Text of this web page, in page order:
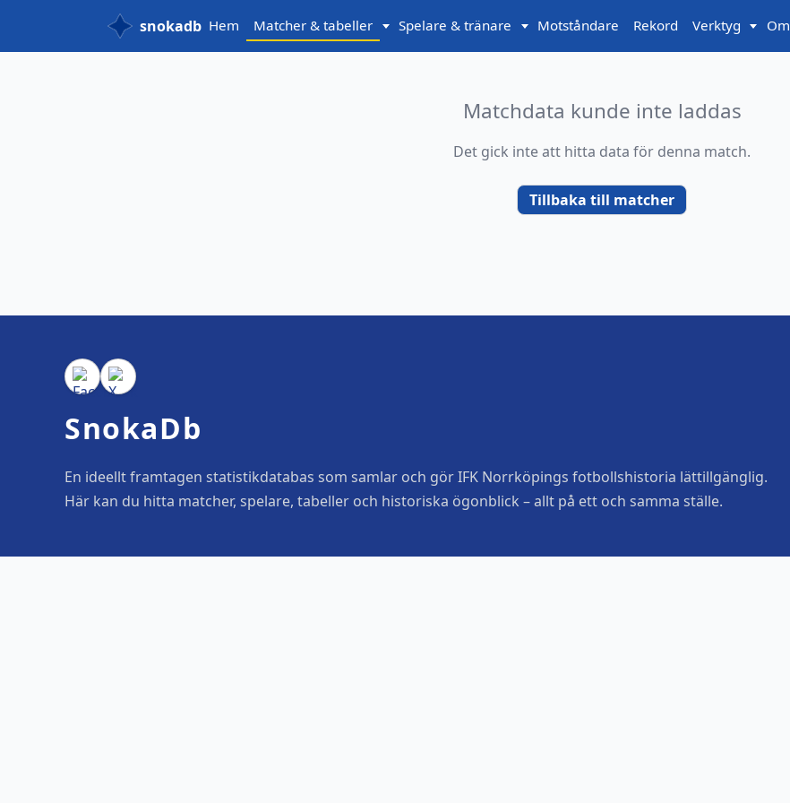
snokadb Hem Matcher & tabeller Spelare & tränare Motståndare Rekord Verktyg Om
Matchdata kunde inte laddas
Det gick inte att hitta data för denna match.
Tillbaka till matcher
SnokaDb
En ideellt framtagen statistikdatabas som samlar och gör IFK Norrköpings fotbollshistoria lättillgänglig.
Här kan du hitta matcher, spelare, tabeller och historiska ögonblick – allt på ett och samma ställe.